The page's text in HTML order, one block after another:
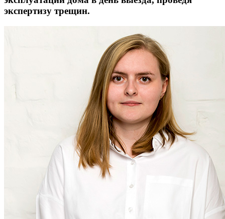
экспертизу трещин.